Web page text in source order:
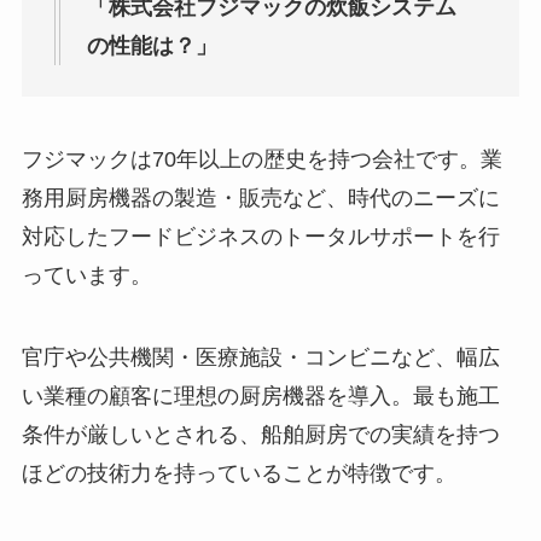
「株式会社フジマックの炊飯システム
の性能は？」
フジマックは70年以上の歴史を持つ会社です。業
務用厨房機器の製造・販売など、時代のニーズに
対応したフードビジネスのトータルサポートを行
っています。
官庁や公共機関・医療施設・コンビニなど、幅広
い業種の顧客に理想の厨房機器を導入。最も施工
条件が厳しいとされる、船舶厨房での実績を持つ
ほどの技術力を持っていることが特徴です。